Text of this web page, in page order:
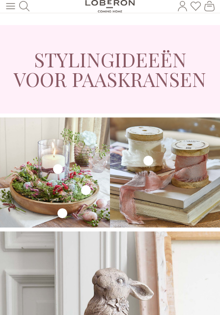
Naar de hoofdinhoud
U
STYLINGIDEEËN
VOOR PAASKRANSEN